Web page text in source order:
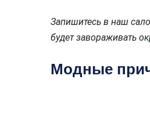
Запишитесь в наш
будет завораживать
Модные